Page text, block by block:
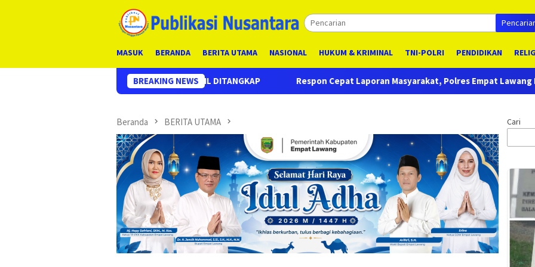
MASUK BERANDA BERITA UTAMA NASIONAL HUKUM & KRIMINAL TNI-POLRI PENDIDIKAN
BREAKING NEWS
PELAKU BERHASIL DITANGKAP Respon Cepat Laporan Masyarakat, Polres Empat Lawang Bongkar Sarang Narkoba, 7
Beranda BERITA UTAMA
Cari